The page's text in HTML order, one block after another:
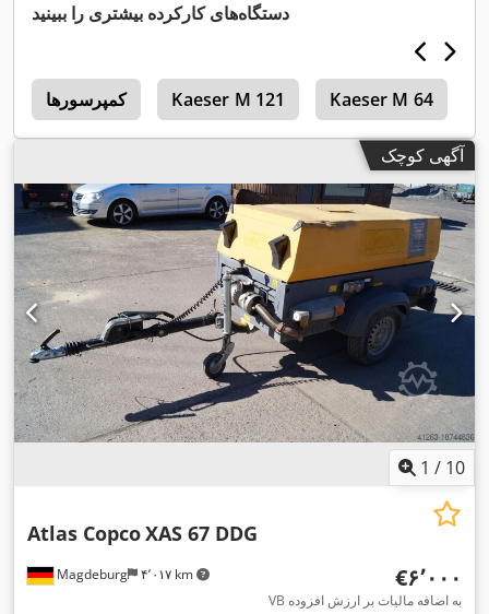
دستگاه‌های کارکرده بیشتری را ببینید
کمپرسورها Kaeser M 121 Kaeser M 64
آگهی کوچک
1 / 10
Magdeburg ۴٬۰۱۷ km
Atlas CopcoXAS 67 DDG
‎€۶٬۰۰۰
VB به اضافه مالیات بر ارزش افزوده